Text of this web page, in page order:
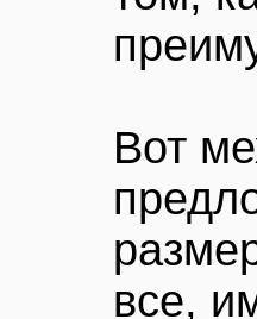
Вот
все,